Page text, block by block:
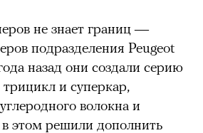
не знает границ —
подразделения Peugeot
назад они создали серию
и суперкар,
волокна и
этом решили дополнить